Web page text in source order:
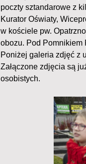
poczty sztandarowe z
Kurator Oświaty,
w kościele pw.
obozu. Pod Pomnikiem
Poniżej galeria zdjęć z
Załączone zdjęcia są
osobistych.